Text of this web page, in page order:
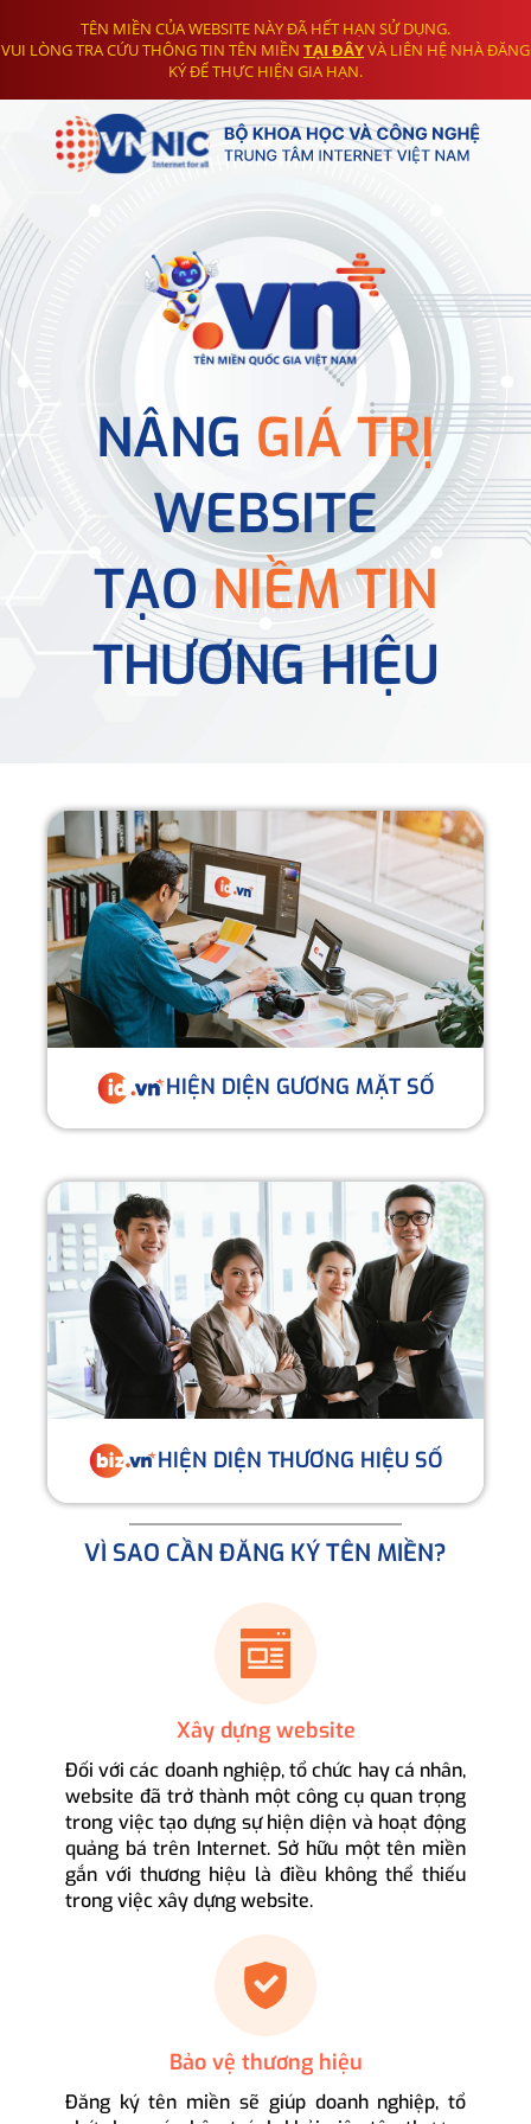
TÊN MIỀN CỦA WEBSITE NÀY ĐÃ HẾT HẠN SỬ DỤNG.
VUI LÒNG TRA CỨU THÔNG TIN TÊN MIỀN TẠI ĐÂYVÀ LIÊN HỆ NHÀ ĐĂNG
KÝ ĐỂ THỰC HIỆN GIA HẠN.
NÂNG GIÁ TRỊ
WEBSITE
TẠONIỀM TIN
THƯƠNG HIỆU
HIỆN DIỆN GƯƠNG MẶT SỐ
HIỆN DIỆN THƯƠNG HIỆU SỐ
VÌ SAO CẦN ĐĂNG KÝ TÊN MIỀN?
Xây dựng website
Đối với các doanh nghiệp, tổ chức hay cá nhân,
website đã trở thành một công cụ quan trọng
trong việc tạo dựng sự hiện diện và hoạt động
quảng bá trên Internet. Sở hữu một tên miền
gắn với thương hiệu là điều không thể thiếu
trong việc xây dựng website.
Bảo vệ thương hiệu
Đăng ký tên miền sẽ giúp doanh nghiệp, tổ